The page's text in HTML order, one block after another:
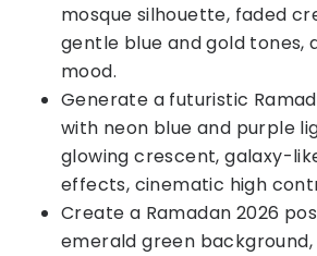
mosque silhouette, faded
gentle blue and gold tones,
mood.
Generate a futuristic
with neon blue and purple
glowing crescent, galaxy-
effects, cinematic high
Create a Ramadan 2026
emerald green